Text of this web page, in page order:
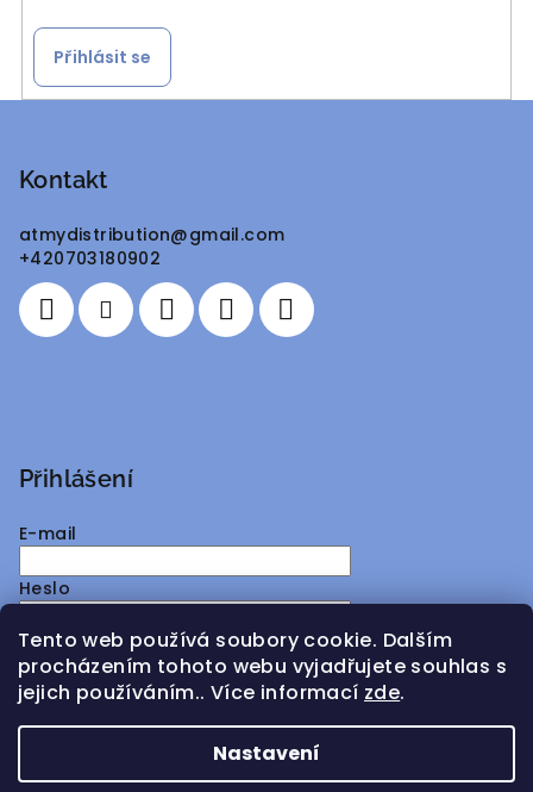
Tento web používá soubory cookie. Dalším
procházením tohoto webu vyjadřujete souhlas s
jejich používáním.. Více informací zde.
Nastavení
Přihlásit se
Kontakt
atmydistribution@gmail.com
+420703180902
Přihlášení
E-mail
Heslo
Přihlásit se
Nová registraceZapomenuté heslo